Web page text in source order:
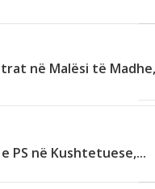
në Malësi të Madhe,
PS në Kushtetuese,...